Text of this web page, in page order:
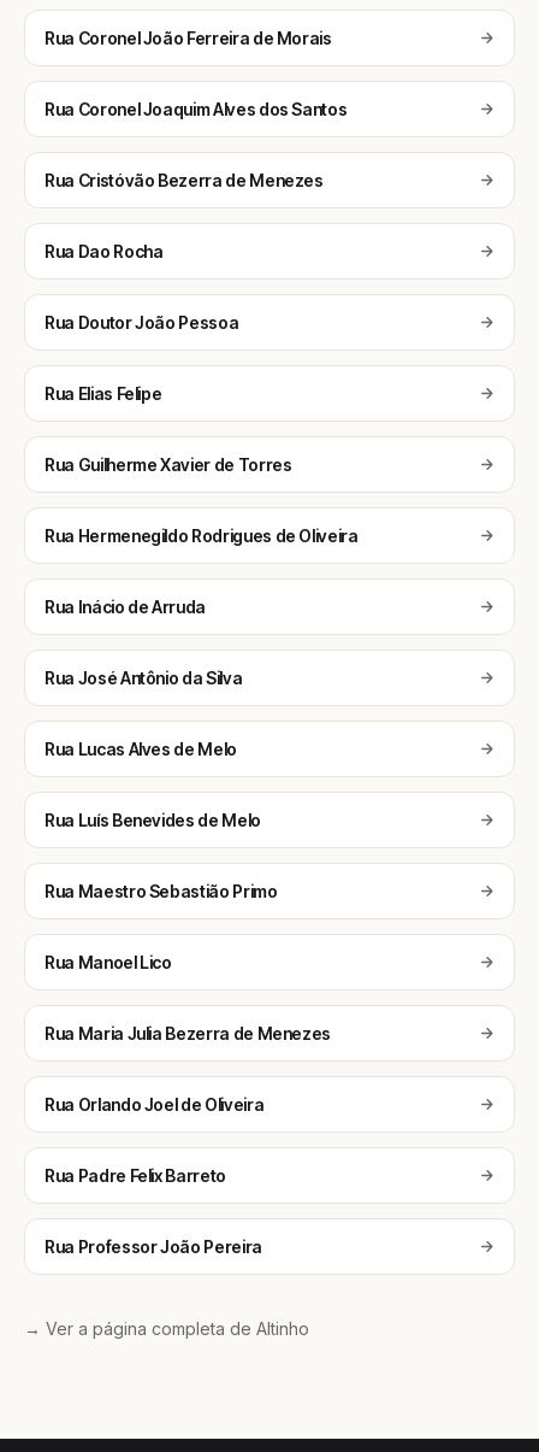
Rua Coronel João Ferreira de Morais
Rua Coronel Joaquim Alves dos Santos
Rua Cristóvão Bezerra de Menezes
Rua Dao Rocha
Rua Doutor João Pessoa
Rua Elias Felipe
Rua Guilherme Xavier de Torres
Rua Hermenegildo Rodrigues de Oliveira
Rua Inácio de Arruda
Rua José Antônio da Silva
Rua Lucas Alves de Melo
Rua Luís Benevides de Melo
Rua Maestro Sebastião Primo
Rua Manoel Lico
Rua Maria Julia Bezerra de Menezes
Rua Orlando Joel de Oliveira
Rua Padre Felix Barreto
Rua Professor João Pereira
→ Ver a página completa de Altinho